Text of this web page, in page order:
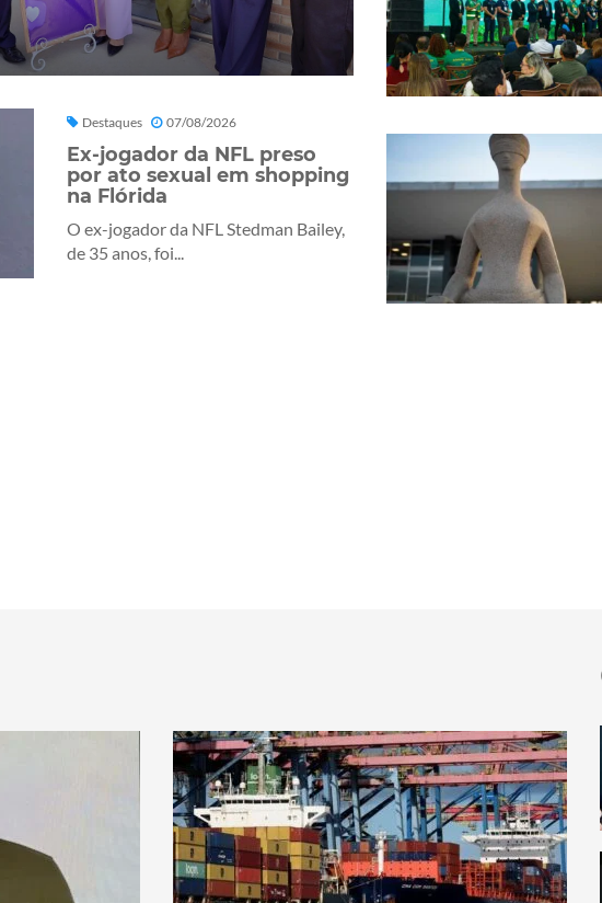
Destaques 07/08/2026
Ex-jogador da NFL preso
por ato sexual em shopping
na Flórida
O ex-jogador da NFL Stedman Bailey,
de 35 anos, foi...